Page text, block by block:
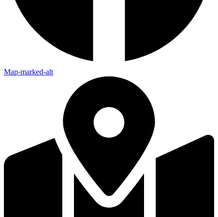
Map-marked-alt